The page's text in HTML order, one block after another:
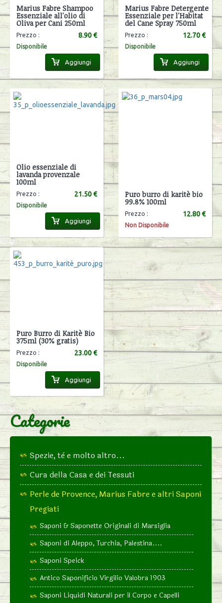
Marius Fabre Shampoo
Essenziale all'olio di
Oliva per Cani 250ml
Prezzo : 8.90 €
Disponibile
Aggiungi
Marius Fabre Detergente
Essenziale per l'Habitat
del Cane Spray 750ml
Prezzo : 12.70 €
Disponibile
Aggiungi
Olio essenziale di
lavanda provenzale
100ml
Prezzo : 21.50 €
Disponibile
Aggiungi
Puro burro di karitè bio
99.8% 100ml
Prezzo : 12.80 €
Non Disponibile
Puro Burro di Karitè Bio
375ml (30% gratis)
Prezzo : 23.00 €
Disponibile
Aggiungi
Categorie
Spezie, tè e molto altro...
Cura della Casa e dei Tessuti
Perle de Provence, Marius Fabre e altri Saponi
Pregiati
Saponi & Saponette Originali di Marsiglia
Saponi di Aleppo, Turchia, Palestina....
Saponi Speick
Antico Saponificio Virgilio Valobra 1903
Saponi Liquidi Naturali per il Corpo e Capelli